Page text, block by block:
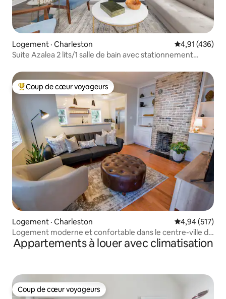
Logement · Charleston Note
4,91 (436)
Suite Azalea 2 lits/1 salle de bain avec stationnement
Coup de cœur voyageurs parmi les plus aimés
Coup de cœur voyageurs
Logement · Charleston Note
4,94 (517)
Logement moderne et confortable dans le centre-ville de
Charleston
Appartements à louer avec climatisation
Coup de cœur voyageurs
Coup de cœur voyageurs